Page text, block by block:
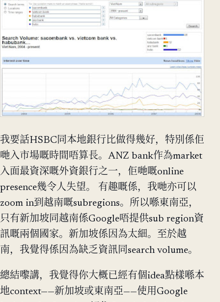
我要話HSBC同本地銀行比做得幾好，特別係佢
哋入市場嘅時間唔算長。ANZ bank作為market
入面最資深嘅外資銀行之一，佢哋嘅online
presence幾令人失望。 有趣嘅係，我哋亦可以
zoom in到越南嘅subregions。所以喺東南亞，
只有新加坡同越南係Google唔提供sub region資
訊嘅兩個國家。新加坡係因為太細。至於越
南，我覺得係因為缺乏資訊同search volume。
總結嚟講，我覺得你大概已經有個idea點樣喺本
地context——新加坡或東南亞——使用Google